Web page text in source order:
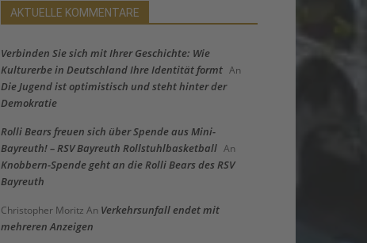
AKTUELLE KOMMENTARE
Verbinden Sie sich mit Ihrer Geschichte: Wie
Kulturerbe in Deutschland Ihre Identität formt An
Die Jugend ist optimistisch und steht hinter der
Demokratie
Rolli Bears freuen sich über Spende aus Mini-
Bayreuth! – RSV Bayreuth Rollstuhlbasketball An
Knobbern-Spende geht an die Rolli Bears des RSV
Bayreuth
Christopher Moritz An Verkehrsunfall endet mit
mehreren Anzeigen